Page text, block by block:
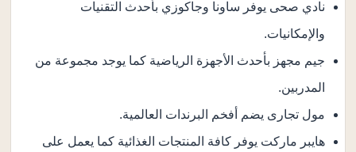
نادي صحى يوفر ساونا وجاكوزي بأحدث التقنيات
والإمكانيات.
جيم مجهز بأحدث الأجهزة الرياضية كما يوجد مجموعة من
المدربين.
مول تجارى يضم أفخم البرندات العالمية.
هايبر ماركت يوفر كافة المنتجات الغذائية كما يعمل على